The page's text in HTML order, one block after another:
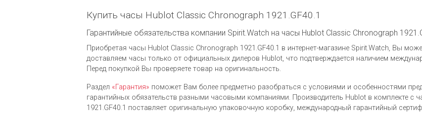
Купить часы Hublot Classic Chronograph 1921.GF40.1
Гарантийные обязательства компании Spirit.Watch на часы Hublot Classic Chronograph
Приобретая часы Hublot Classic Chronograph 1921.GF40.1 в интернет-магазине Spirit.Watch, Вы
доставляем часы только от официальных дилеров Hublot, что подтверждается наличием
Перед покупкой Вы проверяете товар на оригинальность.
Раздел «Гарантия» поможет Вам более предметно разобраться с условиями и особенностями
гарантийных обязательств разными часовыми компаниями. Производитель Hublot в комплекте с
1921.GF40.1 поставляет оригинальную упаковочную коробку, международный гарантийный